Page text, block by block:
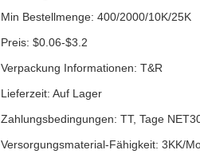
Min Bestellmenge: 400/2000/10K/25K
Preis: $0.06-$3.2
Verpackung Informationen: T&R
Lieferzeit: Auf Lager
Zahlungsbedingungen: TT, Tage
Versorgungsmaterial-Fähigkeit: 3KK/